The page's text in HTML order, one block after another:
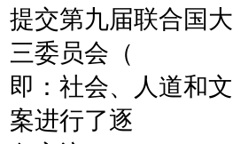
提交第九届联合国
三委员会（
即：社会、人道和
案进行了逐